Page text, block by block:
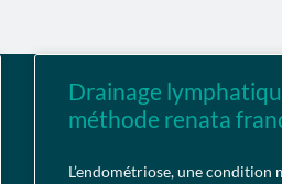
Drainage
méthode renata
L’endométriose, une